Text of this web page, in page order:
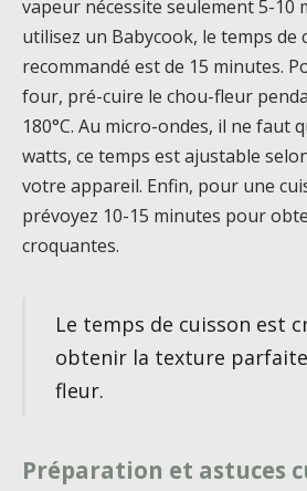
vapeur nécessite seulement 5-10
utilisez un Babycook, le temps de
recommandé est de 15 minutes.
four, pré-cuire le chou-fleur
180°C. Au micro-ondes, il ne faut
watts, ce temps est ajustable
votre appareil. Enfin, pour une
prévoyez 10-15 minutes pour
croquantes.
Le temps de cuisson est
obtenir la texture
fleur.
Préparation et astuces